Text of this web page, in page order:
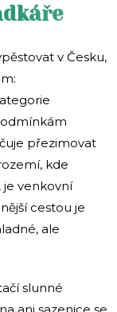
v Česku,
přezimovat
kde
je venkovní
cestou je
ale
slunné